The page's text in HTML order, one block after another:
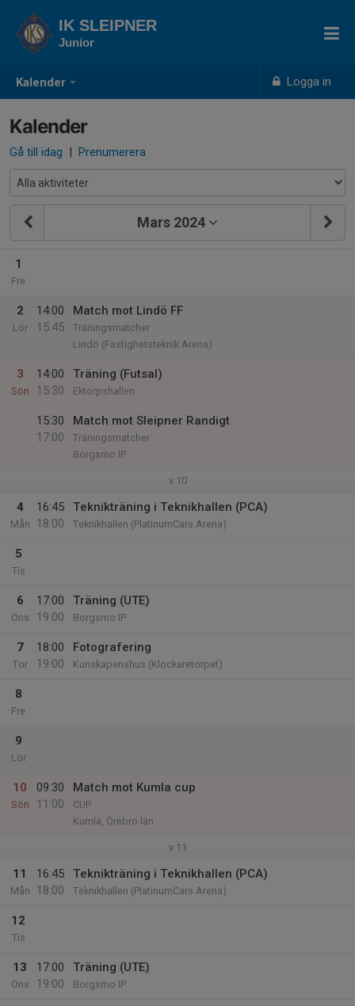
Kalender Logga in
IK SLEIPNER
Junior
Kalender
Gå till idag | Prenumerera
Mars 2024
1
Fre
2
Lör
14:00
15:45
Match mot Lindö FF
Träningsmatcher
Lindö (Fastighetsteknik Arena)
3
Sön
14:00
15:30
Träning (Futsal)
Ektorpshallen
15:30
17:00
Match mot Sleipner Randigt
Träningsmatcher
Borgsmo IP
v.10
4
Mån
16:45
18:00
Teknikträning i Teknikhallen (PCA)
Teknikhallen (PlatinumCars Arena)
5
Tis
6
Ons
17:00
19:00
Träning (UTE)
Borgsmo IP
7
Tor
18:00
19:00
Fotografering
Kunskapenshus (Klockaretorpet)
8
Fre
9
Lör
10
Sön
09:30
11:00
Match mot Kumla cup
CUP
Kumla, Örebro län
v.11
11
Mån
16:45
18:00
Teknikträning i Teknikhallen (PCA)
Teknikhallen (PlatinumCars Arena)
12
Tis
13
Ons
17:00
19:00
Träning (UTE)
Borgsmo IP